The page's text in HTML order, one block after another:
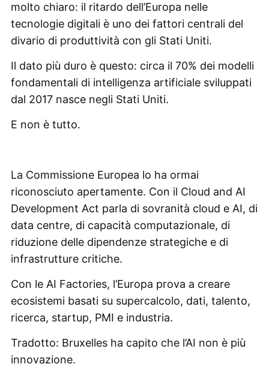
molto chiaro: il ritardo dell’Europa nelle
tecnologie digitali è uno dei fattori centrali del
divario di produttività con gli Stati Uniti.
Il dato più duro è questo: circa il 70% dei modelli
fondamentali di intelligenza artificiale sviluppati
dal 2017 nasce negli Stati Uniti.
E non è tutto.
La Commissione Europea lo ha ormai
riconosciuto apertamente. Con il Cloud and AI
Development Act parla di sovranità cloud e AI, di
data centre, di capacità computazionale, di
riduzione delle dipendenze strategiche e di
infrastrutture critiche.
Con le AI Factories, l’Europa prova a creare
ecosistemi basati su supercalcolo, dati, talento,
ricerca, startup, PMI e industria.
Tradotto: Bruxelles ha capito che l’AI non è più
innovazione.